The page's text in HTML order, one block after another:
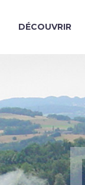
DÉCOUVRIR